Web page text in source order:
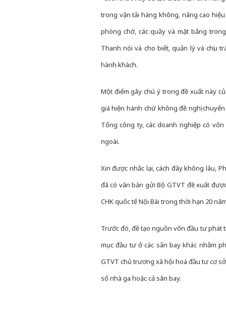
trong vận tải hàng không, nâng cao
phòng chờ, các quầy và mặt bằng
Thanh nói và cho biết, quản lý và chịu
hành khách.
Một điểm gây chú ý trong đề xuất này
giá hiện hành chứ không đề nghị
Tổng công ty, các doanh nghiệp có
ngoài.
Xin được nhắc lại, cách đây không lâu,
đã có văn bản gửi Bộ GTVT đề xuất
CHK quốc tế Nội Bài trong thời hạn 20
Trước đó, đề tạo nguồn vốn đầu tư phát
mục đầu tư ở các sân bay khác nhằm
GTVT chủ trương xã hội hoá đầu tư cơ
số nhà ga hoặc cả sân bay.